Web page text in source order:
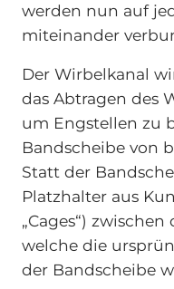
werden nun auf
miteinander
Der Wirbelkanal
das Abtragen des
um Engstellen zu
Bandscheibe von
Statt der
Platzhalter aus
„Cages“)
welche die
der Bandscheibe